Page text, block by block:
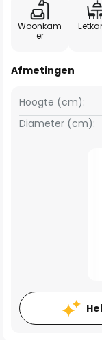
Woonkam
er
Afmetingen
Hoogte (cm):
Diameter (cm):